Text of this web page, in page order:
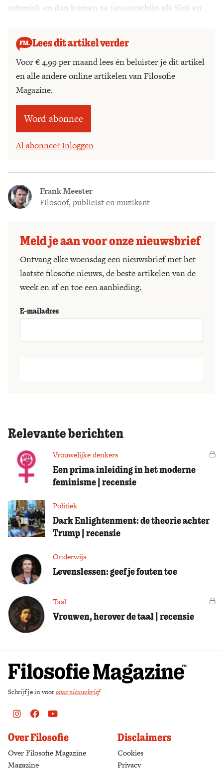
schmink en dan komen ze tevoorschijn als Sint en
Lees dit artikel verder
Voor € 4,99 per maand lees én beluister je dit artikel
en alle andere online artikelen van Filosofie
Magazine.
Word abonnee
Al abonnee? Inloggen
Frank Meester
Filosoof, publicist en muzikant
Meld je aan voor onze nieuwsbrief
Ontvang elke woensdag een nieuwsbrief met het
laatste filosofie nieuws, de beste artikelen van de
week en af en toe een aanbieding.
E-mailadres
Relevante berichten
Vrouwelijke denkers
Een prima inleiding in het moderne
feminisme | recensie
Politiek
Dark Enlightenment: de theorie achter
Trump | recensie
Onderwijs
Levenslessen: geef je fouten toe
Taal
Vrouwen, herover de taal | recensie
Schrijf je in vooronze nieuwsbrief
Instagram
FacebookYoutube
Over Filosofie
Over Filosofie Magazine
Magazine
Disclaimers
Cookies
Privacy